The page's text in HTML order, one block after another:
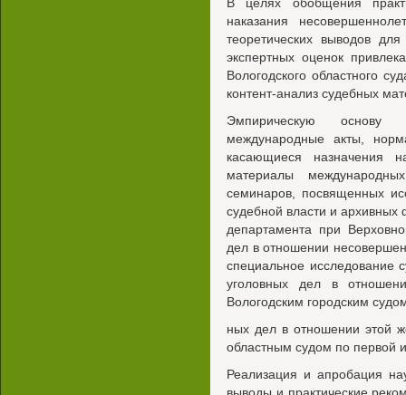
наказания
теоретических выводов
экспертных оценок
Вологодского областного
контент-анализ судебных
Эмпирическую основу
международные акты,
касающиеся назначения
материалы
семинаров, посвященных
судебной власти и архивных
департамента при
дел в отношении
специальное исследование
уголовных дел в
Вологодским городским
ных дел в отношении этой
областным судом по первой
Реализация и апробация